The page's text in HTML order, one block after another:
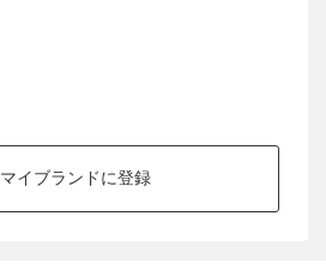
マイブランドに登録